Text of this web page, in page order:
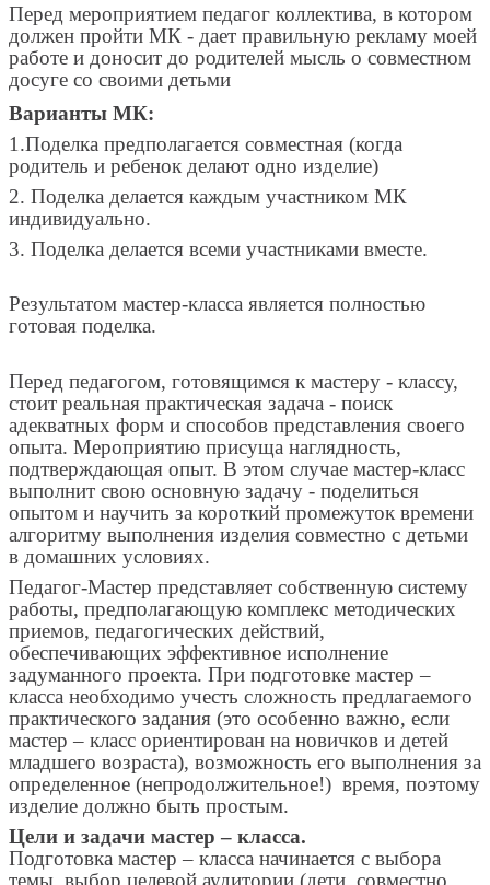
Перед мероприятием педагог коллектива, в котором
должен пройти МК - дает правильную рекламу моей
работе и доносит до родителей мысль о совместном
досуге со своими детьми
Варианты МК:
1.Поделка предполагается совместная (когда
родитель и ребенок делают одно изделие)
2. Поделка делается каждым участником МК
индивидуально.
3. Поделка делается всеми участниками вместе.
Результатом мастер-класса является полностью
готовая поделка.
Перед педагогом, готовящимся к мастеру - классу,
стоит реальная практическая задача - поиск
адекватных форм и способов представления своего
опыта. Мероприятию присуща наглядность,
подтверждающая опыт. В этом случае мастер-класс
выполнит свою основную задачу - поделиться
опытом и научить за короткий промежуток времени
алгоритму выполнения изделия совместно с детьми
в домашних условиях.
Педагог-Мастер представляет собственную систему
работы, предполагающую комплекс методических
приемов, педагогических действий,
обеспечивающих эффективное исполнение
задуманного проекта. При подготовке мастер –
класса необходимо учесть сложность предлагаемого
практического задания (это особенно важно, если
мастер – класс ориентирован на новичков и детей
младшего возраста), возможность его выполнения за
определенное (непродолжительное!) время, поэтому
изделие должно быть простым.
Цели и задачи мастер – класса.
Подготовка мастер – класса начинается с выбора
темы, выбор целевой аудитории (дети, совместно